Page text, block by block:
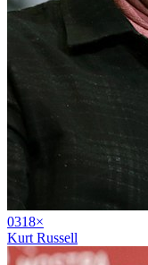
0318×
Kurt Russell